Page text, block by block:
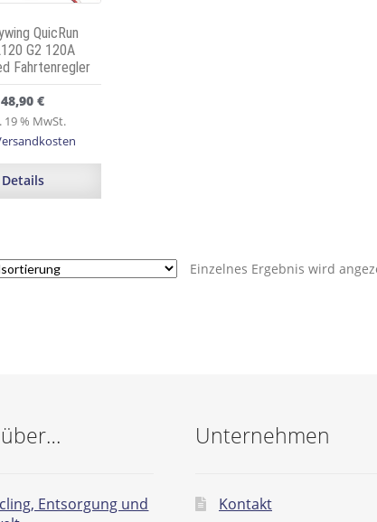
QuicRun
G2 120A
Fahrtenregler
48,90€
19 % MwSt.
Details
Einzelnes Ergebnis wird
Entsorgung und
Unternehmen
Kontakt